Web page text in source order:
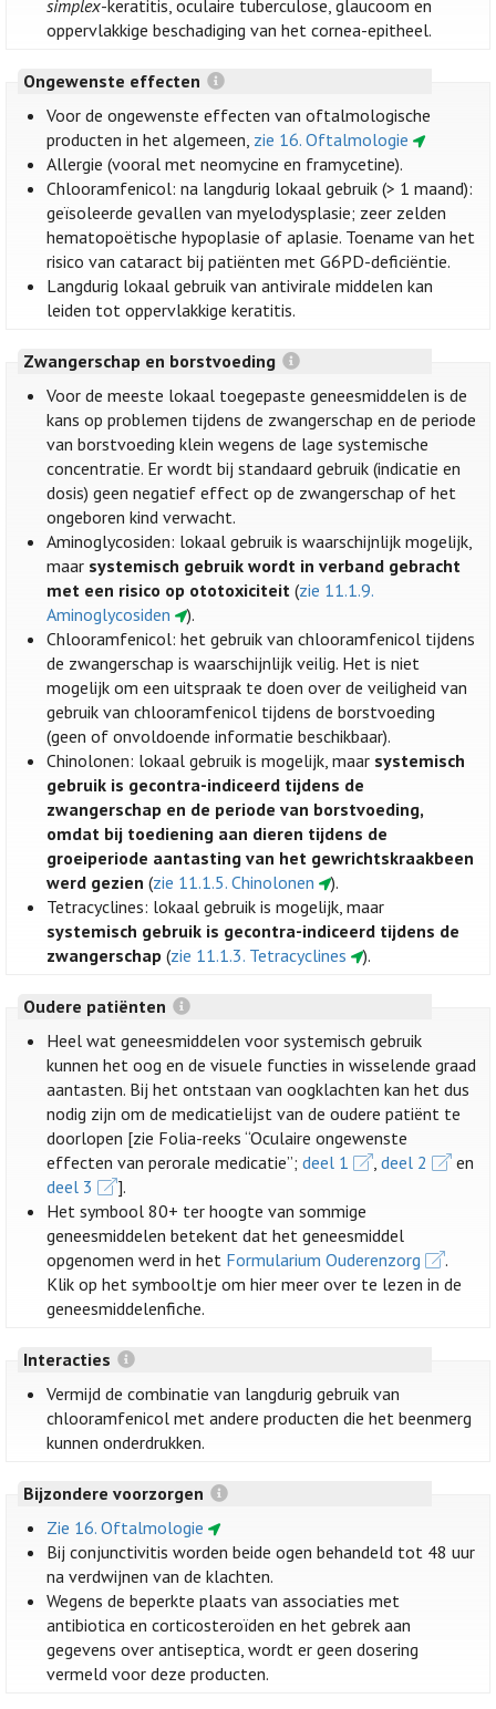
simplex-keratitis, oculaire tuberculose, glaucoom en
oppervlakkige beschadiging van het cornea-epitheel.
Ongewenste effecten
Voor de ongewenste effecten van oftalmologische
producten in het algemeen, zie 16. Oftalmologie
Allergie (vooral met neomycine en framycetine).
Chlooramfenicol: na langdurig lokaal gebruik (> 1 maand):
geïsoleerde gevallen van myelodysplasie; zeer zelden
hematopoëtische hypoplasie of aplasie. Toename van het
risico van cataract bij patiënten met G6PD-deficiëntie.
Langdurig lokaal gebruik van antivirale middelen kan
leiden tot oppervlakkige keratitis.
Zwangerschap en borstvoeding
Voor de meeste lokaal toegepaste geneesmiddelen is de
kans op problemen tijdens de zwangerschap en de periode
van borstvoeding klein wegens de lage systemische
concentratie. Er wordt bij standaard gebruik (indicatie en
dosis) geen negatief effect op de zwangerschap of het
ongeboren kind verwacht.
Aminoglycosiden: lokaal gebruik is waarschijnlijk mogelijk,
maar systemisch gebruik wordt in verband gebracht
met een risico op ototoxiciteit (zie 11.1.9.
Aminoglycosiden
).
Chlooramfenicol: het gebruik van chlooramfenicol tijdens
de zwangerschap is waarschijnlijk veilig. Het is niet
mogelijk om een uitspraak te doen over de veiligheid van
gebruik van chlooramfenicol tijdens de borstvoeding
(geen of onvoldoende informatie beschikbaar).
Chinolonen: lokaal gebruik is mogelijk, maar systemisch
gebruik is gecontra-indiceerd tijdens de
zwangerschap en de periode van borstvoeding,
omdat bij toediening aan dieren tijdens de
groeiperiode aantasting van het gewrichtskraakbeen
werd gezien (zie 11.1.5. Chinolonen
).
Tetracyclines: lokaal gebruik is mogelijk, maar
systemisch gebruik is gecontra-indiceerd tijdens de
zwangerschap (zie 11.1.3. Tetracyclines ).
Oudere patiënten
Heel wat geneesmiddelen voor systemisch gebruik
kunnen het oog en de visuele functies in wisselende graad
aantasten. Bij het ontstaan van oogklachten kan het dus
nodig zijn om de medicatielijst van de oudere patiënt te
doorlopen [zie Folia-reeks “Oculaire ongewenste
effecten van perorale medicatie”;deel 1 ,deel 2
en
deel 3
].
Het symbool 80+ ter hoogte van sommige
geneesmiddelen betekent dat het geneesmiddel
opgenomen werd in het Formularium Ouderenzorg
.
Klik op het symbooltje om hier meer over te lezen in de
geneesmiddelenfiche.
Interacties
Vermijd de combinatie van langdurig gebruik van
chlooramfenicol met andere producten die het beenmerg
kunnen onderdrukken.
Bijzondere voorzorgen
Zie 16. Oftalmologie
Bij conjunctivitis worden beide ogen behandeld tot 48 uur
na verdwijnen van de klachten.
Wegens de beperkte plaats van associaties met
antibiotica en corticosteroïden en het gebrek aan
gegevens over antiseptica, wordt er geen dosering
vermeld voor deze producten.